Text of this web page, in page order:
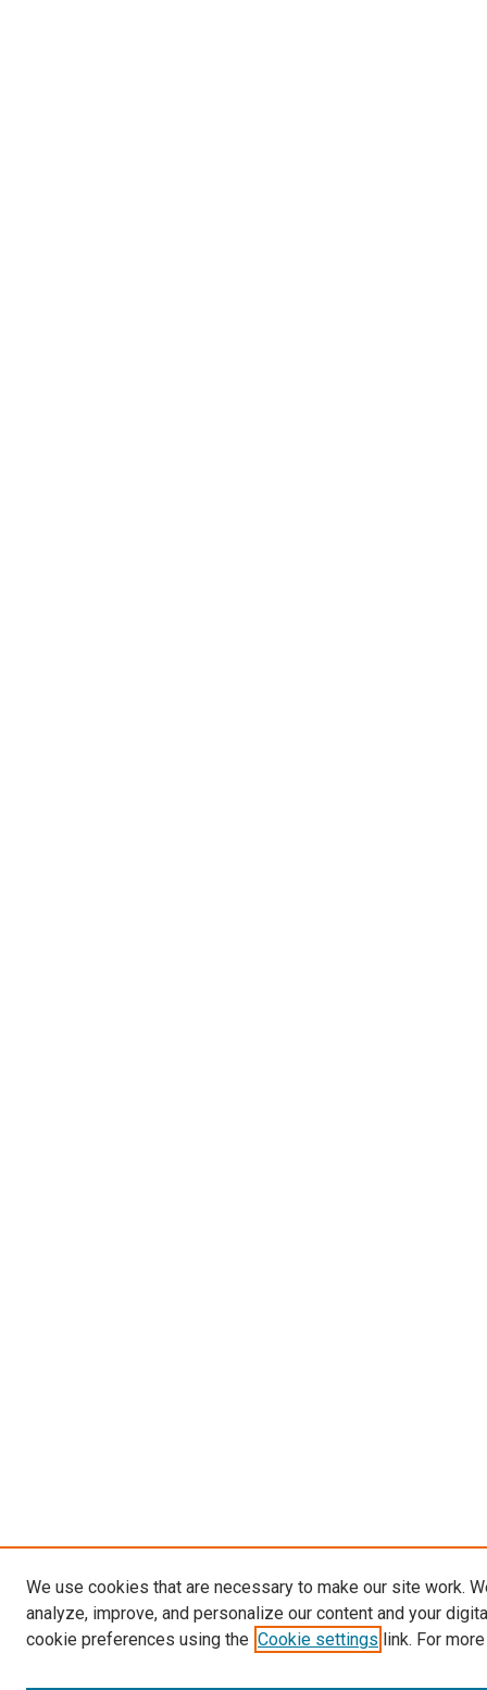
We use cookies that are necessary to make our site work.
analyze, improve, and personalize our content and your
cookie preferences using the Cookie settings link. For